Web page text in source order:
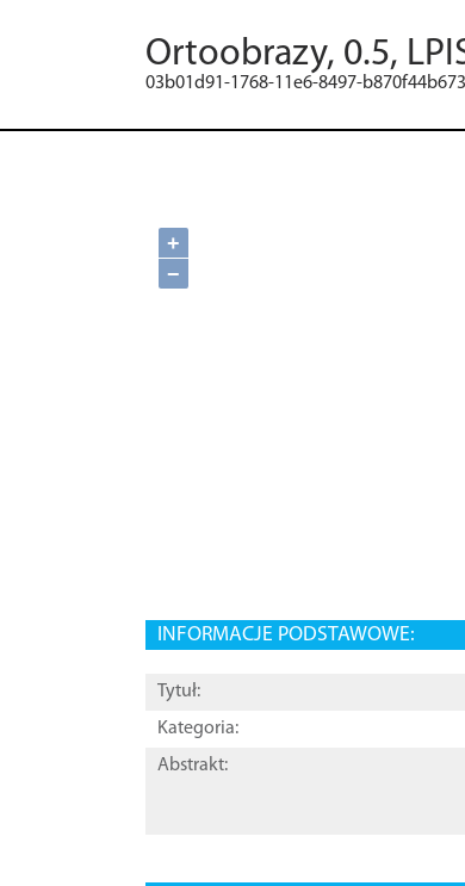
Ortoobrazy, 0.5,
03b01d91-1768-11e6-8497-
+
−
INFORMACJE PODSTAWOWE:
Tytuł:
Kategoria:
Abstrakt: